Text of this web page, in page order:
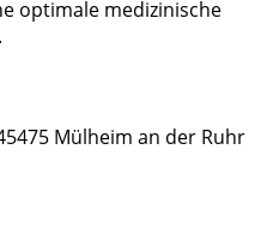
optimale medizinische
Mülheim an der Ruhr